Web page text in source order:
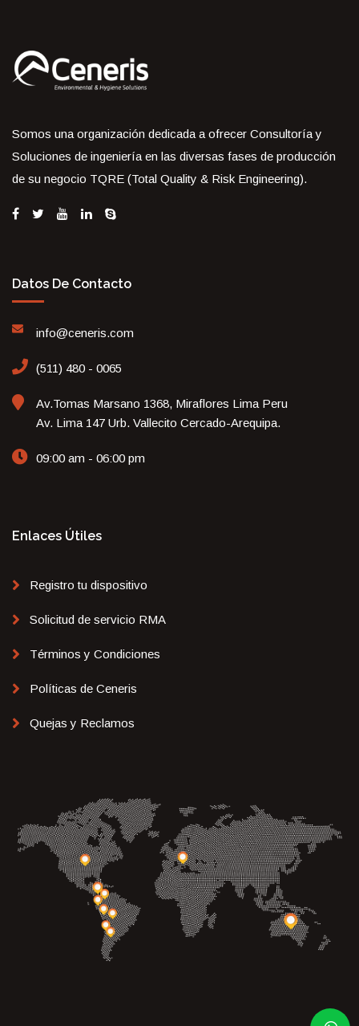
Somos una organización dedicada a ofrecer Consultoría y
Soluciones de ingeniería en las diversas fases de producción
de su negocio TQRE (Total Quality & Risk Engineering).
Datos De Contacto
info@ceneris.com
(511) 480 - 0065
Av.Tomas Marsano 1368, Miraflores Lima Peru
Av. Lima 147 Urb. Vallecito Cercado-Arequipa.
09:00 am - 06:00 pm
Enlaces Útiles
Registro tu dispositivo
Solicitud de servicio RMA
Términos y Condiciones
Políticas de Ceneris
Quejas y Reclamos